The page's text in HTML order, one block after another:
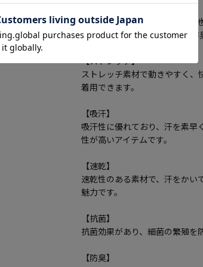
360度ストレッチの快適な着心
濯後50分で着用可能。抗菌・
【ストレッチ】
ストレッチ素材で動きやすく、
着用できます。
【吸汗】
吸汗性に優れており、汗を素早
性が高いアイテムです。
【速乾】
速乾性のある素材で、汗をかい
魅力です。
【抗菌】
抗菌効果があり、細菌の繁殖を
【防臭】